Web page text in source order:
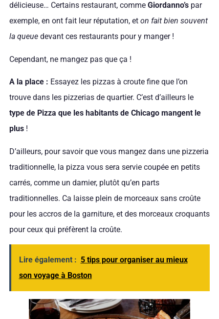
délicieuse… Certains restaurant, comme Giordanno’spar
exemple, en ont fait leur réputation, et on fait bien souvent
la queuedevant ces restaurants pour y manger !
Cependant, ne mangez pas que ça !
A la place : Essayez les pizzas à croute fine que l’on
trouve dans les pizzerias de quartier. C’est d’ailleurs le
type de Pizza que les habitants de Chicago mangent le
plus!
D’ailleurs, pour savoir que vous mangez dans une pizzeria
traditionnelle, la pizza vous sera servie coupée en petits
carrés, comme un damier, plutôt qu’en parts
traditionnelles. Ca laisse plein de morceaux sans croûte
pour les accros de la garniture, et des morceaux croquants
pour ceux qui préfèrent la croûte.
Lire également : 5 tips pour organiser au mieux
son voyage à Boston